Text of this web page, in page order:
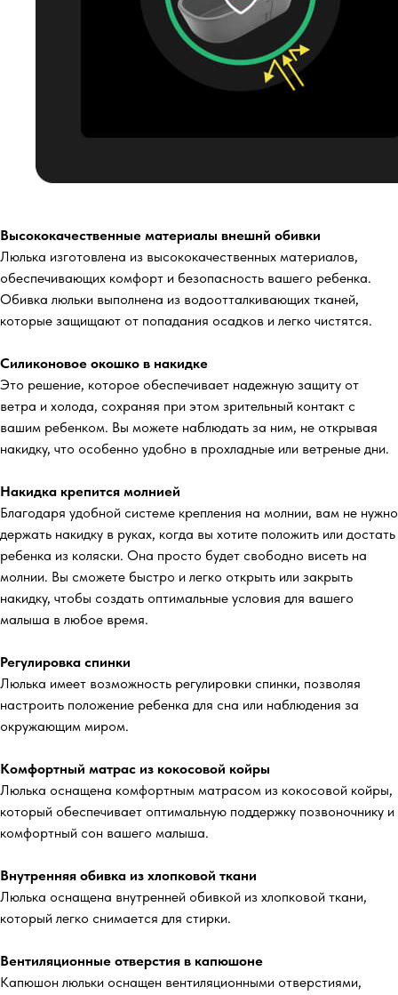
Высококачественные материалы внешнй обивки
Люлька изготовлена из высококачественных материалов,
обеспечивающих комфорт и безопасность вашего ребенка.
Обивка люльки выполнена из водоотталкивающих тканей,
которые защищают от попадания осадков и легко чистятся.
Силиконовое окошко в накидке
Это решение, которое обеспечивает надежную защиту от
ветра и холода, сохраняя при этом зрительный контакт с
вашим ребенком. Вы можете наблюдать за ним, не открывая
накидку, что особенно удобно в прохладные или ветреные дни.
Накидка крепится молнией
Благодаря удобной системе крепления на молнии, вам не нужно
держать накидку в руках, когда вы хотите положить или достать
ребенка из коляски. Она просто будет свободно висеть на
молнии. Вы сможете быстро и легко открыть или закрыть
накидку, чтобы создать оптимальные условия для вашего
малыша в любое время.
Регулировка спинки
Люлька имеет возможность регулировки спинки, позволяя
настроить положение ребенка для сна или наблюдения за
окружающим миром.
Комфортный матрас из кокосовой койры
Люлька оснащена комфортным матрасом из кокосовой койры,
который обеспечивает оптимальную поддержку позвоночнику и
комфортный сон вашего малыша.
Внутренняя обивка из хлопковой ткани
Люлька оснащена внутренней обивкой из хлопковой ткани,
который легко снимается для стирки.
Вентиляционные отверстия в капюшоне
Капюшон люльки оснащен вентиляционными отверстиями,